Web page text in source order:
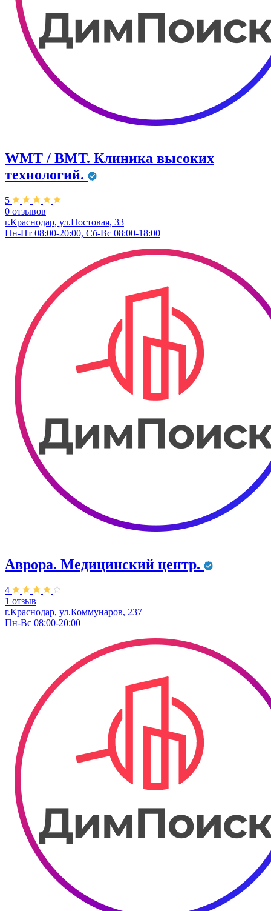
WMT / ВМТ. Клиника высоких
технологий.
5
0 отзывов
г.Краснодар, ул.​Постовая, 33
Пн-Пт 08:00-20:00, Сб-Вс 08:00-18:00
Аврора. Медицинский центр.
4
1 отзыв
г.Краснодар, ул.Коммунаров, 237
Пн-Вс 08:00-20:00